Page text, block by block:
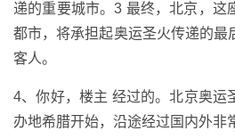
递的重要城市。3 最终，北京，这
都市，将承担起奥运圣火传递的最
客人。
4、你好，楼主 经过的。北京奥运
办地希腊开始，沿途经过国内外非